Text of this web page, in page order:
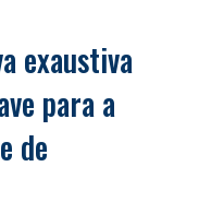
exaustiva
para a
de